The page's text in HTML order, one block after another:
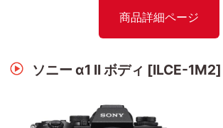
商品詳細ページ
ソニー α1 II ボディ [ILCE-1M2]